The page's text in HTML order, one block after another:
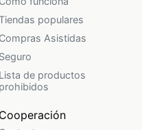
populares
Compras Asistidas
Seguro
Lista de productos
prohibidos
Cooperación